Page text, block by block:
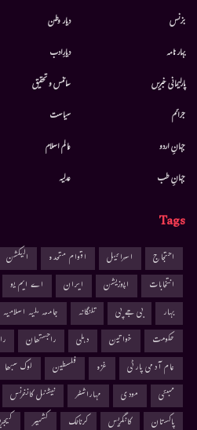
بزنس
بہار نامہ
پارلیمانی خبریں
جرائم
جہانِ اردو
جہانِ طب
دیار وطن
دیارِادب
سائنس و تحقیق
سیاست
عالم اسلام
عدلیہ
Tags
احتجاج اسرائیل اقوام متحدہ الیکشن
انتخابات
اپوزیشن ایران اے ایم یو
بہار
بی جے پی تلنگانہ جامعہ ملیہ اسلامیہ
حکومت
خواتین دہلی راجستھان
عام آدمی پارٹی
غزہ فلسطین لوک سبھا
ممبئی
مودی مہاراشٹر نیشنل کانفرنس
پاکستان
کانگریس کرناٹک کشمیر